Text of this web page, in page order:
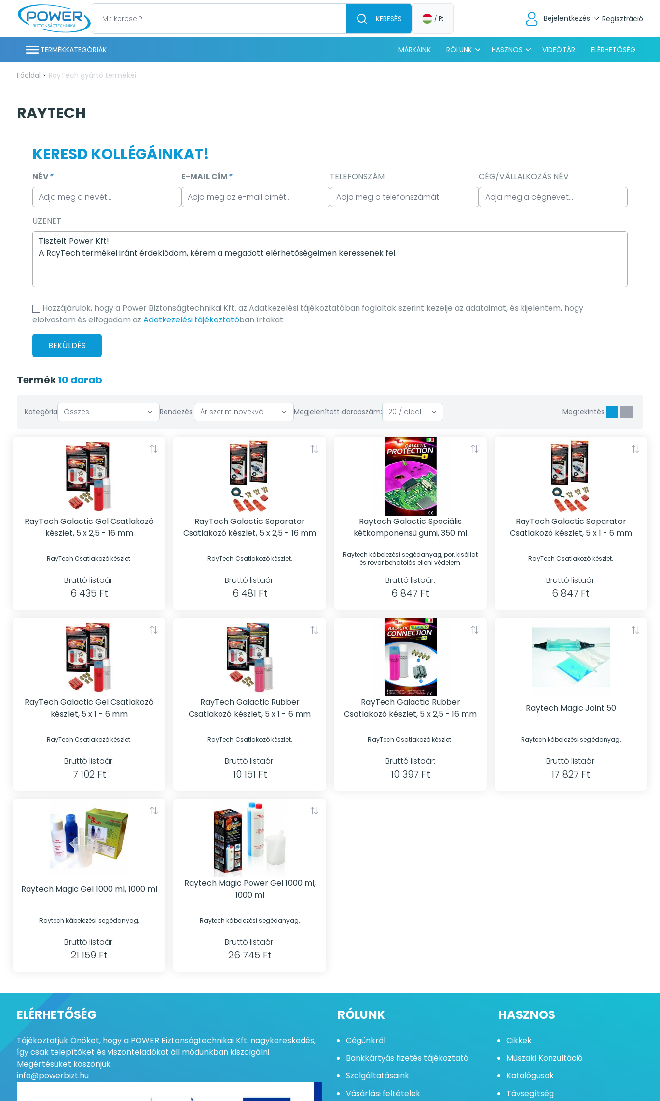
TERMÉKKATEGÓRIÁK
KERESÉS / Ft Bejelentkezés Regisztráció
MÁRKÁINK RÓLUNK HASZNOS VIDEÓTÁR ELÉRHETŐSÉG
Főoldal RayTech gyártó termékei
RAYTECH
KERESD KOLLÉGÁINKAT!
NÉV* E-MAIL CÍM* TELEFONSZÁM CÉG/VÁLLALKOZÁS NÉV
ÜZENET
Hozzájárulok, hogy a Power Biztonságtechnikai Kft. az Adatkezelési tájékoztatóban foglaltak szerint kezelje az adataimat, és kijelentem, hogy
elolvastam és elfogadom az Adatkezelési tájékoztatóban írtakat.
BEKÜLDÉS
Termék10 darab
Kategória Rendezés: Megjelenített darabszám: Megtekintés:
RayTech Galactic Gel Csatlakozó
készlet, 5 x 2,5 - 16 mm
RayTech Csatlakozó készlet.
Bruttó listaár:
6 435 Ft
RayTech Galactic Separator
Csatlakozó készlet, 5 x 2,5 - 16 mm
RayTech Csatlakozó készlet.
Bruttó listaár:
6 481 Ft
Raytech Galactic Speciális
kétkomponensű gumi, 350 ml
Raytech kábelezési segédanyag, por, kisállat
és rovar behatolás elleni védelem.
Bruttó listaár:
6 847 Ft
RayTech Galactic Separator
Csatlakozó készlet, 5 x 1 - 6 mm
RayTech Csatlakozó készlet.
Bruttó listaár:
6 847 Ft
RayTech Galactic Gel Csatlakozó
készlet, 5 x 1 - 6 mm
RayTech Csatlakozó készlet.
Bruttó listaár:
7 102 Ft
RayTech Galactic Rubber
Csatlakozó készlet, 5 x 1 - 6 mm
RayTech Csatlakozó készlet.
Bruttó listaár:
10 151 Ft
RayTech Galactic Rubber
Csatlakozó készlet, 5 x 2,5 - 16 mm
RayTech Csatlakozó készlet.
Bruttó listaár:
10 397 Ft
Raytech Magic Joint 50
Raytech kábelezési segédanyag.
Bruttó listaár:
17 827 Ft
Raytech Magic Gel 1000 ml, 1000 ml
Raytech kábelezési segédanyag.
Bruttó listaár:
21 159 Ft
Raytech Magic Power Gel 1000 ml,
1000 ml
Raytech kábelezési segédanyag.
Bruttó listaár:
26 745 Ft
ELÉRHETŐSÉG
Tájékoztatjuk Önöket, hogy a POWER Biztonságtechnikai Kft. nagykereskedés,
így csak telepítőket és viszonteladókat áll módunkban kiszolgálni.
Megértésüket köszönjük.
info@powerbizt.hu
RÓLUNK
Cégünkről
Bankkártyás fizetés tájékoztató
Szolgáltatásaink
Vásárlási feltételek
HASZNOS
Cikkek
Műszaki Konzultáció
Katalógusok
Távsegítség